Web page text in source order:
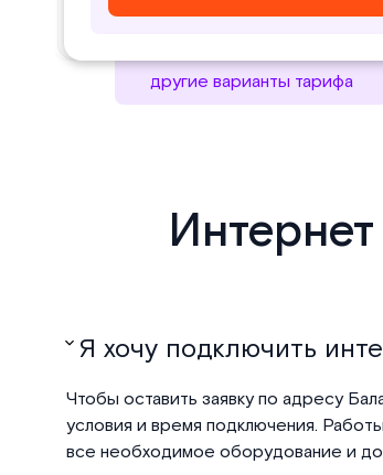
другие варианты тарифа
Я хочу подключить
Чтобы оставить заявку по адресу
условия и время подключения.
все необходимое оборудование и